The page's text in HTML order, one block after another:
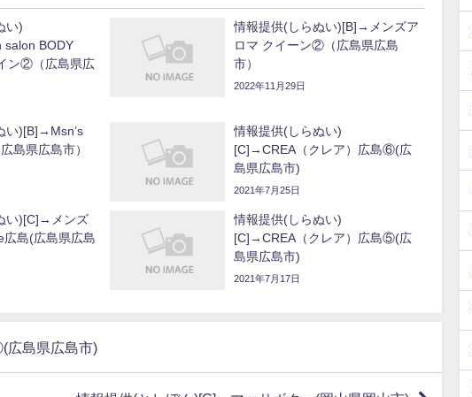
い)
BODY
ン②（広島県広
情報提供(しらぬい)[B]→メンズア
ロマ クイーン②（広島県広島
市）
2022年11月29日
い)[B]→Msn’s
島県広島市）
情報提供(しらぬい)
[C]→CREA（クレア）広島⑥(広
島県広島市)
2021年7月25日
い)[C]→メンズ
島(広島県広島
情報提供(しらぬい)
[C]→CREA（クレア）広島⑤(広
島県広島市)
2021年7月17日
広島県広島市)